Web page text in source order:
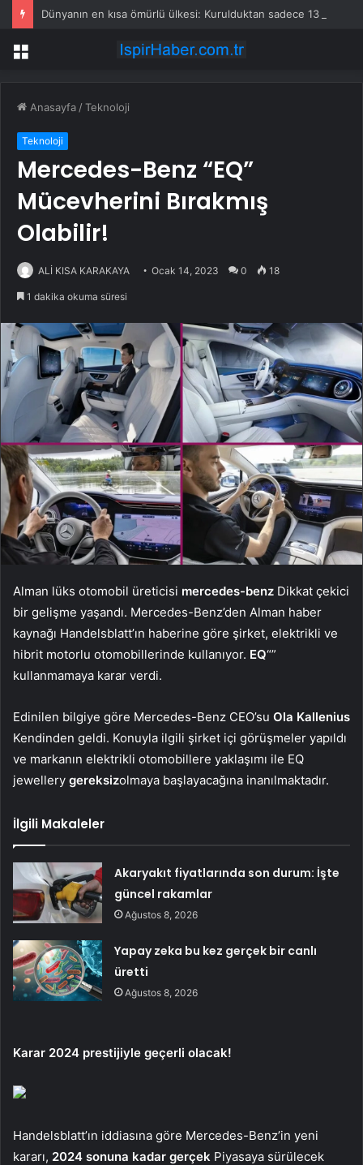
Menü
Anasayfa /Teknoloji
Teknoloji
Mercedes-Benz “EQ”
Mücevherini Bırakmış
Olabilir!
ALİ KISA KARAKAYA Ocak 14, 2023 0 18
1 dakika okuma süresi
Alman lüks otomobil üreticisi mercedes-benz Dikkat çekici
bir gelişme yaşandı. Mercedes-Benz’den Alman haber
kaynağı Handelsblatt’ın haberine göre şirket, elektrikli ve
hibrit motorlu otomobillerinde kullanıyor. EQ“”
kullanmamaya karar verdi.
Edinilen bilgiye göre Mercedes-Benz CEO’su Ola Kallenius
Kendinden geldi. Konuyla ilgili şirket içi görüşmeler yapıldı
ve markanın elektrikli otomobillere yaklaşımı ile EQ
jewellery gereksizolmaya başlayacağına inanılmaktadır.
İlgili Makaleler
Akaryakıt fiyatlarında son durum: İşte
güncel rakamlar
Ağustos 8, 2026
Yapay zeka bu kez gerçek bir canlı
üretti
Ağustos 8, 2026
Karar 2024 prestijiyle geçerli olacak!
Handelsblatt’ın iddiasına göre Mercedes-Benz’in yeni
kararı, 2024 sonuna kadar gerçek Piyasaya sürülecek